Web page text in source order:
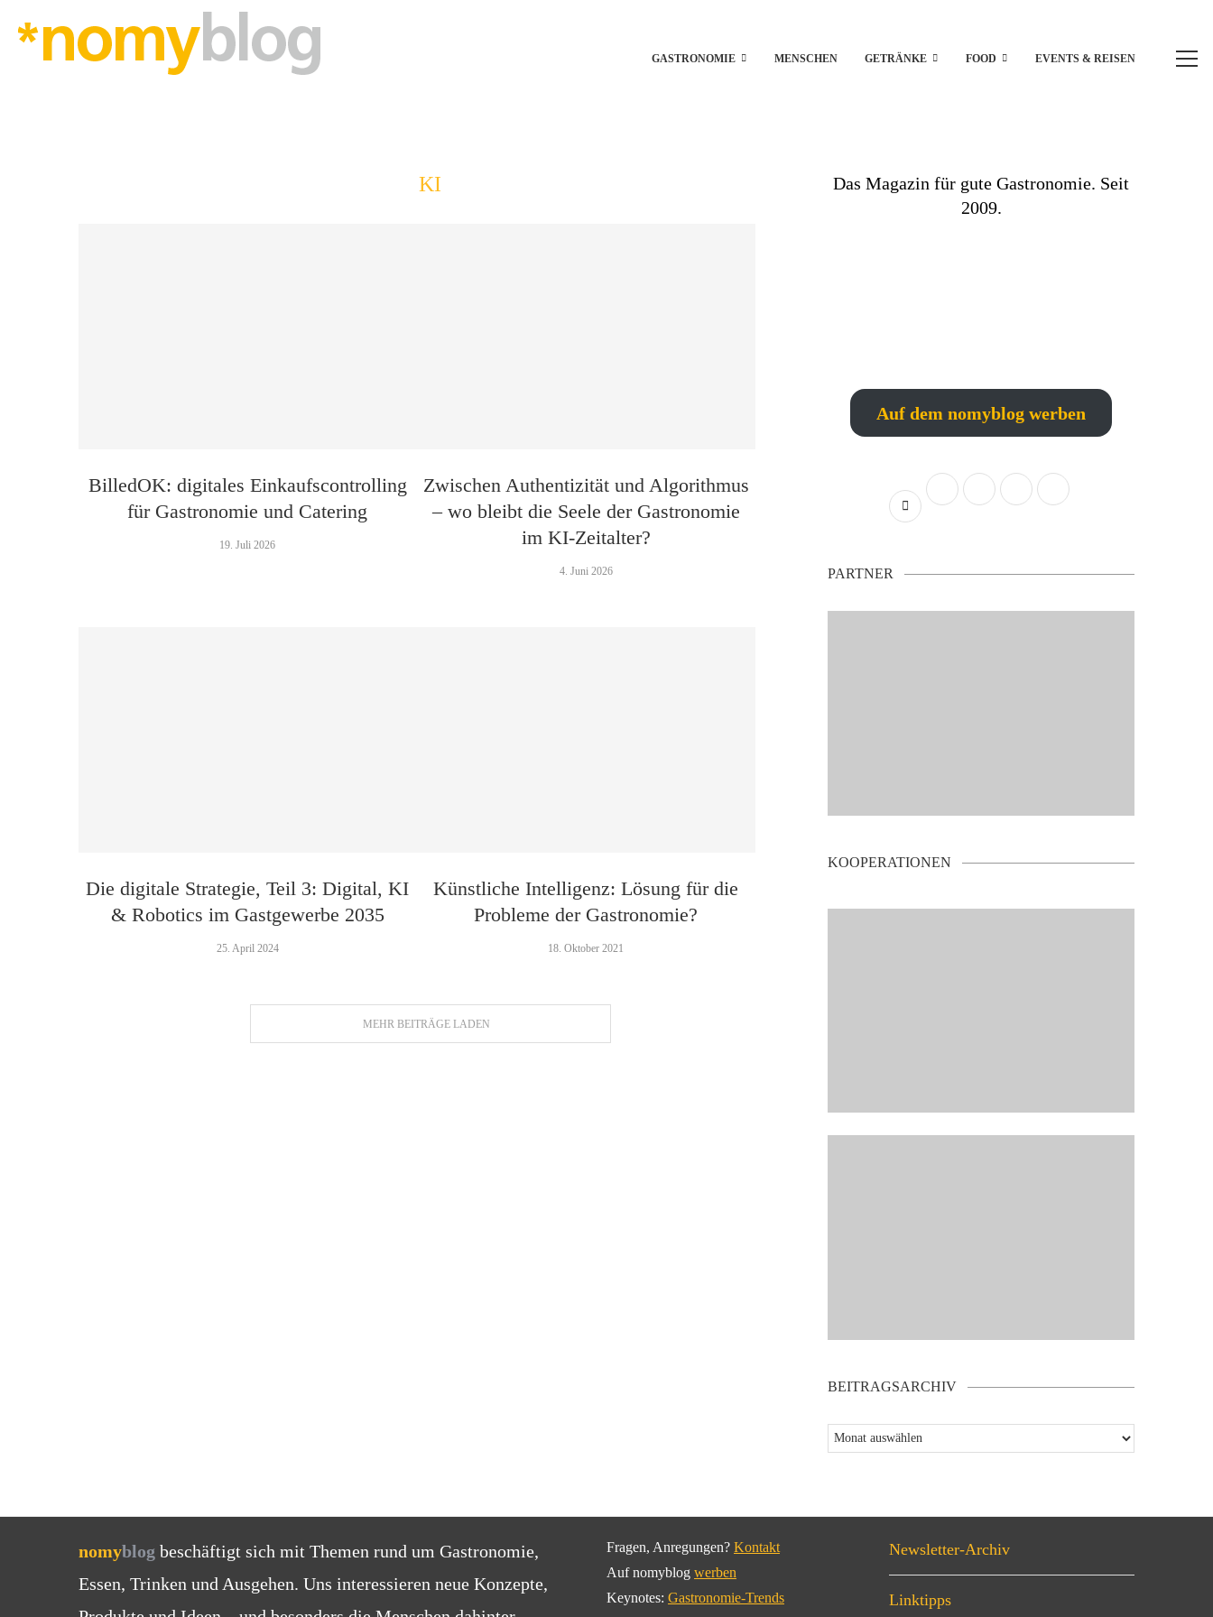
GASTRONOMIE MENSCHEN GETRÄNKE FOOD EVENTS & REISEN
KI
BilledOK: digitales Einkaufscontrolling
für Gastronomie und Catering
19. Juli 2026
Zwischen Authentizität und Algorithmus
– wo bleibt die Seele der Gastronomie
im KI-Zeitalter?
4. Juni 2026
Die digitale Strategie, Teil 3: Digital, KI
& Robotics im Gastgewerbe 2035
25. April 2024
Künstliche Intelligenz: Lösung für die
Probleme der Gastronomie?
18. Oktober 2021
MEHR BEITRÄGE LADEN
Das Magazin für gute Gastronomie. Seit
2009.
Auf dem nomyblog werben
PARTNER
KOOPERATIONEN
BEITRAGSARCHIV
nomyblog beschäftigt sich mit Themen rund um Gastronomie,
Essen, Trinken und Ausgehen. Uns interessieren neue Konzepte,
Fragen, Anregungen? Kontakt
Auf nomyblog werben
Keynotes: Gastronomie-Trends
Newsletter-Archiv
Linktipps